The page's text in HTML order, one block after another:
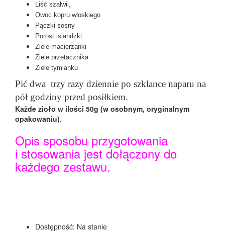
Liść szałwii,
Owoc kopru włoskiego
Pączki sosny
Porost islandzki
Ziele macierzanki
Ziele przetacznika
Ziele tymianku
Pić dwa trzy razy dziennie po szklance naparu na
pół godziny przed posiłkiem.
Każde zioło w ilości 50g (w osobnym, oryginalnym
opakowaniu).
Opis sposobu przygotowania
i stosowania jest dołączony do
każdego zestawu.
Dostępność: Na stanie